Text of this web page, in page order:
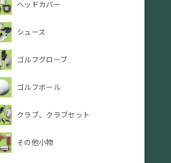
ヘッドカバー
シューズ
ゴルフグローブ
ゴルフボール
クラブ、クラブセット
その他小物